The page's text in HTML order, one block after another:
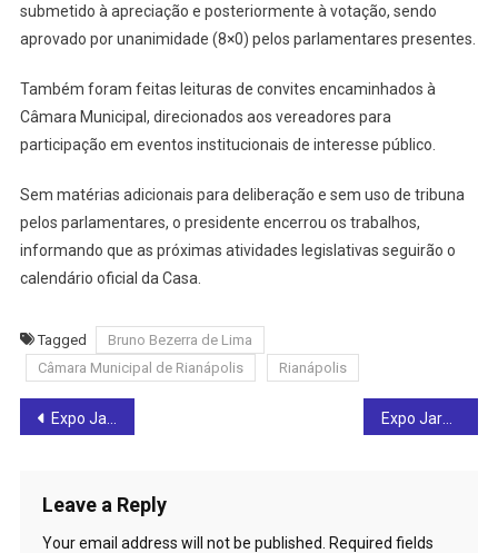
submetido à apreciação e posteriormente à votação, sendo
aprovado por unanimidade (8×0) pelos parlamentares presentes.
Também foram feitas leituras de convites encaminhados à
Câmara Municipal, direcionados aos vereadores para
participação em eventos institucionais de interesse público.
Sem matérias adicionais para deliberação e sem uso de tribuna
pelos parlamentares, o presidente encerrou os trabalhos,
informando que as próximas atividades legislativas seguirão o
calendário oficial da Casa.
Tagged
Bruno Bezerra de Lima
Câmara Municipal de Rianápolis
Rianápolis
Post
Expo Jaraguá começa nesta quinta-feira (27) com foco em negócios, moda e fortalecimento da economia local: saiba mais
Leave a Reply
Your email address will not be published.
Required fields